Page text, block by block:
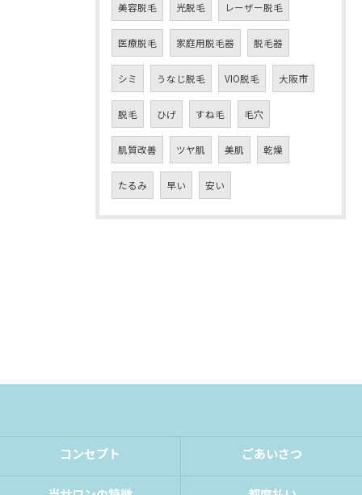
美容脱毛 光脱毛 レーザー脱毛
医療脱毛 家庭用脱毛器 脱毛器
シミ うなじ脱毛 VIO脱毛 大阪市
脱毛 ひげ すね毛 毛穴
肌質改善 ツヤ肌 美肌 乾燥
たるみ 早い 安い
コンセプト ごあいさつ